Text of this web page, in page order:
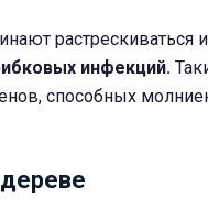
растрескиваться
инфекций.
способных